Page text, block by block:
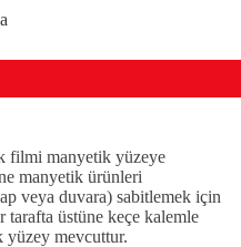
filmi manyetik yüzeye
manyetik ürünleri
veya duvara) sabitlemek için
tarafta üstüne keçe kalemle
yüzey mevcuttur.